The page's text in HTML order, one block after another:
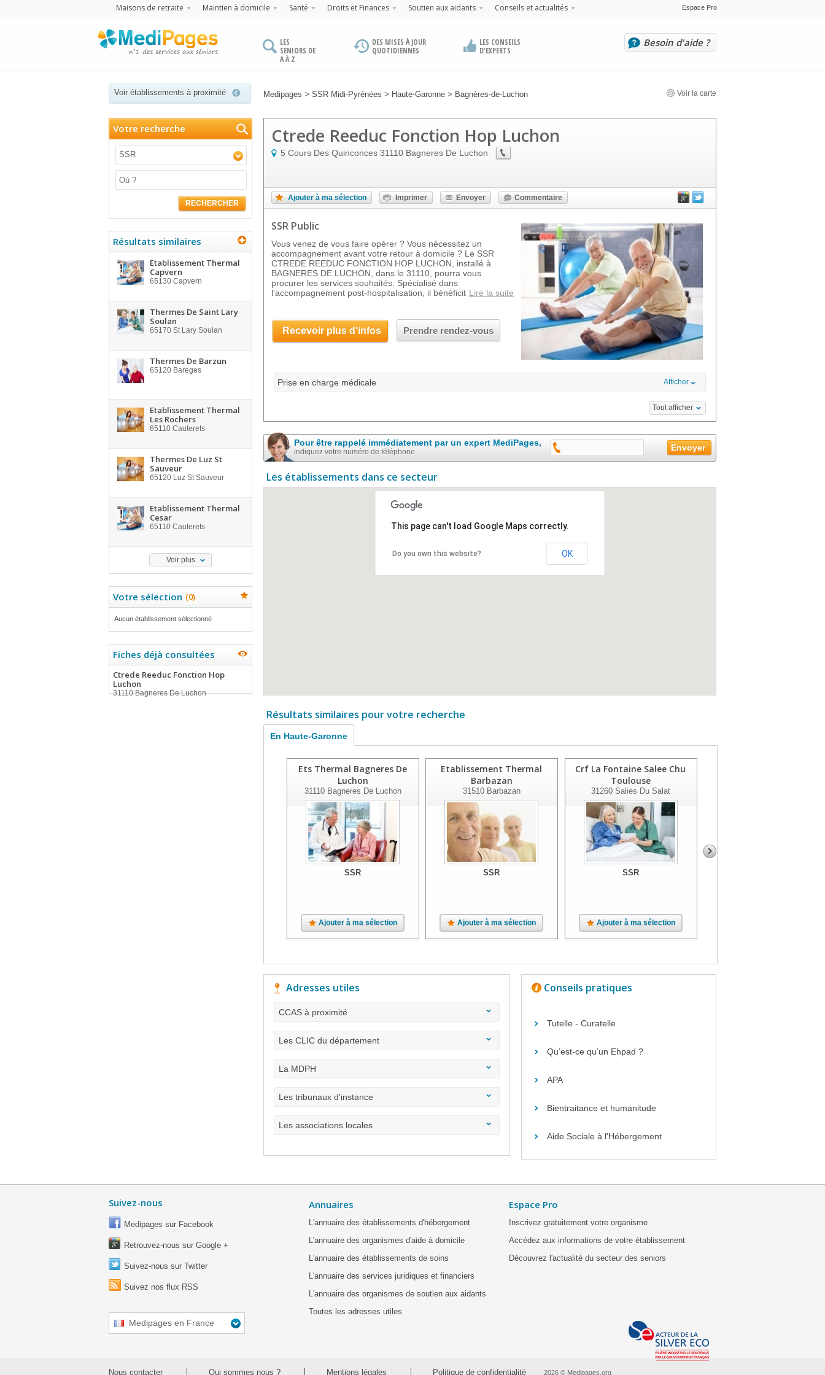
Maisons de retraite Maintien à domicile Santé Droits et Finances Soutien aux aidants Conseils et actualités Espace Pro
LES
SENIORS DE
A À Z
DES MISES À JOUR
QUOTIDIENNES
LES CONSEILS
D'EXPERTS
Besoin d'aide ?
Voir établissements à proximité Medipages > SSR Midi-Pyrénées > Haute-Garonne > Bagnères-de-Luchon Voir la carte
Votre recherche
SSR
RECHERCHER
Résultats similaires
Etablissement Thermal
Capvern
65130 Capvern
Thermes De Saint Lary
Soulan
65170 St Lary Soulan
Thermes De Barzun
65120 Bareges
Etablissement Thermal
Les Rochers
65110 Cauterets
Thermes De Luz St
Sauveur
65120 Luz St Sauveur
Etablissement Thermal
Cesar
65110 Cauterets
Voir plus
Votre sélection (0)
Aucun établissement sélectionné
Fiches déjà consultées
Ctrede Reeduc Fonction Hop
Luchon
31110 Bagneres De Luchon
Ctrede Reeduc Fonction Hop Luchon
5 Cours Des Quinconces 31110 Bagneres De Luchon
Ajouter à ma sélection Imprimer Envoyer Commentaire
SSR Public
Vous venez de vous faire opérer ? Vous nécessitez un
accompagnement avant votre retour à domicile ? Le SSR
CTREDE REEDUC FONCTION HOP LUCHON, installé à
BAGNERES DE LUCHON, dans le 31110, pourra vous
procurer les services souhaités. Spécialisé dans
l'accompagnement post-hospitalisation, il bénéficit Lire la suite
Recevoir plus d'infos Prendre rendez-vous
Prise en charge médicale Afficher
Tout afficher
Pour être rappelé immédiatement par un expert MediPages,
indiquez votre numéro de téléphone
Les établissements dans ce secteur
This page can't load Google Maps correctly.
Do you own this website? OK
Résultats similaires pour votre recherche
En Haute-Garonne
Ets Thermal Bagneres De
Luchon
31110Bagneres De Luchon
SSR
Ajouter à ma sélection
Etablissement Thermal
Barbazan
31510Barbazan
SSR
Ajouter à ma sélection
Crf La Fontaine Salee Chu
Toulouse
31260Salies Du Salat
SSR
Ajouter à ma sélection
Adresses utiles
CCAS à proximité
Les CLIC du département
La MDPH
Les tribunaux d'instance
Les associations locales
Conseils pratiques
Tutelle - Curatelle
Qu’est-ce qu’un Ehpad ?
APA
Bientraitance et humanitude
Aide Sociale à l'Hébergement
Suivez-nous
Medipages sur Facebook
Retrouvez-nous sur Google +
Suivez-nous sur Twitter
Suivez nos flux RSS
Medipages en France
Annuaires
L'annuaire des établissements d'hébergement
L'annuaire des organismes d'aide à domicile
L'annuaire des établissements de soins
L'annuaire des services juridiques et financiers
L'annuaire des organismes de soutien aux aidants
Toutes les adresses utiles
Espace Pro
Inscrivez gratuitement votre organisme
Accédez aux informations de votre établissement
Découvrez l'actualité du secteur des seniors
Nous contacter Qui sommes nous ? Mentions légales Politique de confidentialité 2026 © Medipages.org